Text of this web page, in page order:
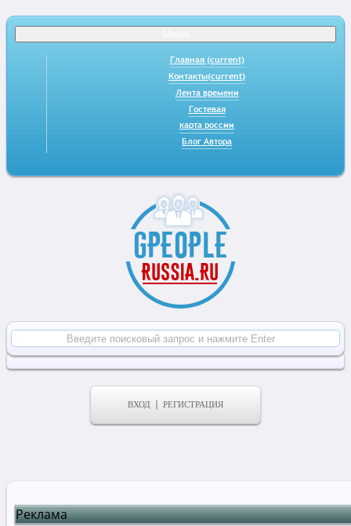
Главная (current)
Контакты(current)
Лента времени
Гостевая
карта россии
Блог Автора
ВХОД РЕГИСТРАЦИЯ
Реклама